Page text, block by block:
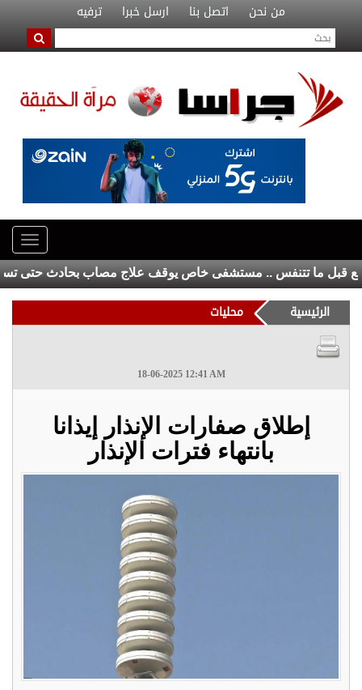
من نحن اتصل بنا ارسل خبرا ترفيه
ما تتنفس .. مستشفى خاص يوقف علاج مصاب بحادث حتى تسديد
الرئيسية محليات
18-06-2025 12:41 AM
إطلاق صفارات الإنذار إيذانا
بانتهاء فترات الإنذار